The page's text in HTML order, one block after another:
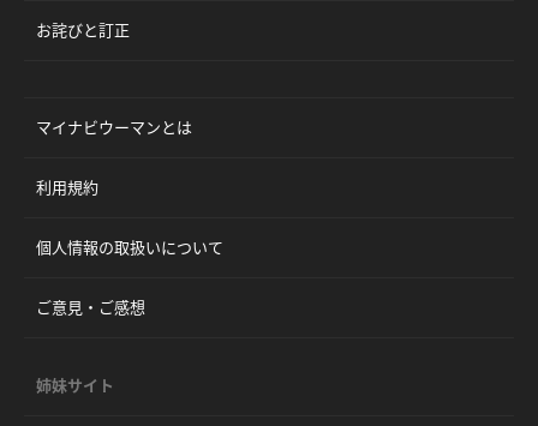
お詫びと訂正
マイナビウーマンとは
利用規約
個人情報の取扱いについて
ご意見・ご感想
姉妹サイト